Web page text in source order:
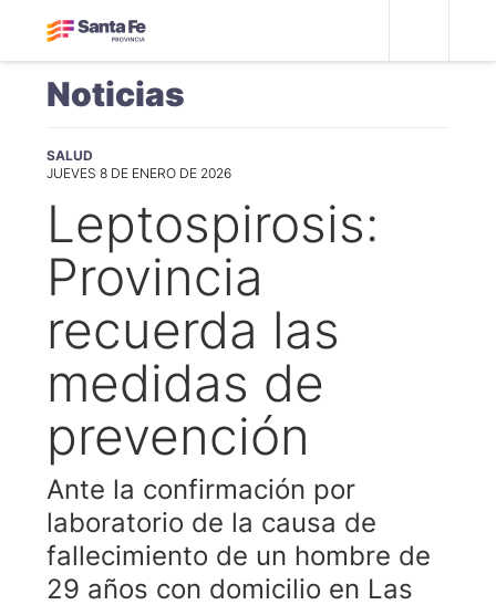
Noticias
SALUD
JUEVES 8 DE ENERO DE 2026
Leptospirosis:
Provincia
recuerda las
medidas de
prevención
Ante la confirmación por
laboratorio de la causa de
fallecimiento de un hombre de
29 años con domicilio en Las